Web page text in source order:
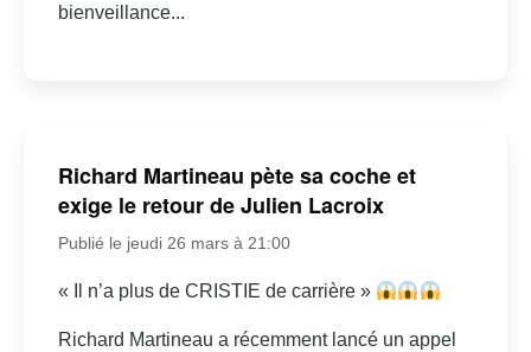
bienveillance...
Richard Martineau pète sa coche et
exige le retour de Julien Lacroix
Publié le jeudi 26 mars à 21:00
« Il n’a plus de CRISTIE de carrière »
Richard Martineau a récemment lancé un appel